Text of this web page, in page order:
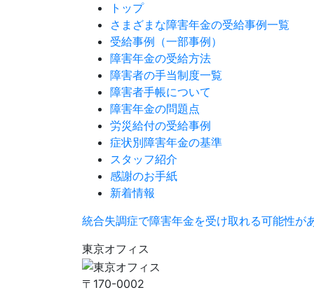
トップ
さまざまな障害年金の受給事例一覧
受給事例（一部事例）
障害年金の受給方法
障害者の手当制度一覧
障害者手帳について
障害年金の問題点
労災給付の受給事例
症状別障害年金の基準
スタッフ紹介
感謝のお手紙
新着情報
統合失調症で障害年金を受け取れる可能性が
東京オフィス
〒170-0002